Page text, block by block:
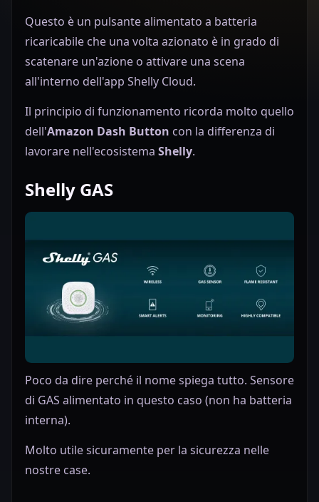
Questo è un pulsante alimentato a batteria
ricaricabile che una volta azionato è in grado di
scatenare un'azione o attivare una scena
all'interno dell'app Shelly Cloud.
Il principio di funzionamento ricorda molto quello
dell'Amazon Dash Button con la differenza di
lavorare nell'ecosistema Shelly.
Shelly GAS
Poco da dire perché il nome spiega tutto. Sensore
di GAS alimentato in questo caso (non ha batteria
interna).
Molto utile sicuramente per la sicurezza nelle
nostre case.